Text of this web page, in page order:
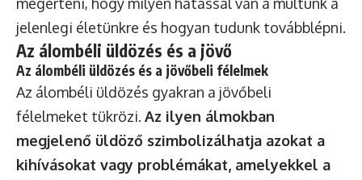
jelenlegi életünkre és hogyan tudunk továbblépni.
Az álombéli üldözés és a jövő
Az álombéli üldözés és a jövőbeli félelmek
Az álombéli üldözés gyakran a jövőbeli
félelmeket tükrözi. Az ilyen álmokban
megjelenő üldöző szimbolizálhatja azokat a
kihívásokat vagy problémákat, amelyekkel a